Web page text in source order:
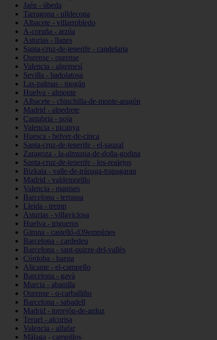
Jaén - úbeda
Tarragona - ulldecona
Albacete - villarrobledo
A-coruña - arzúa
Asturias - llanes
Santa-cruz-de-tenerife - candelaria
Ourense - ourense
Valencia - algemesí
Sevilla - badolatosa
Las-palmas - mogán
Huelva - almonte
Albacete - chinchilla-de-monte-aragón
Madrid - alpedrete
Cantabria - noja
Valencia - picanya
Huesca - belver-de-cinca
Santa-cruz-de-tenerife - el-sauzal
Zaragoza - la-almunia-de-doña-godina
Santa-cruz-de-tenerife - los-realejos
Bizkaia - valle-de-trápaga-trapagaran
Madrid - valdemorillo
Valencia - manises
Barcelona - terrassa
Lleida - tremp
Asturias - villaviciosa
Huelva - trigueros
Girona - castelló-d39empúries
Barcelona - cardedeu
Barcelona - sant-quirze-del-vallès
Córdoba - baena
Alicante - el-campello
Barcelona - gavà
Murcia - abanilla
Ourense - o-carballiño
Barcelona - sabadell
Madrid - torrejón-de-ardoz
Teruel - alcorisa
Valencia - alfafar
Málaga - campillos